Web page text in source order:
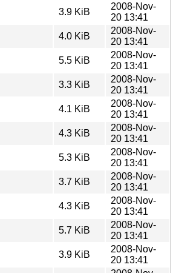
3.9 KiB
2008-Nov-
20 13:41
4.0 KiB
2008-Nov-
20 13:41
5.5 KiB
2008-Nov-
20 13:41
3.3 KiB
2008-Nov-
20 13:41
4.1 KiB
2008-Nov-
20 13:41
4.3 KiB
2008-Nov-
20 13:41
5.3 KiB
2008-Nov-
20 13:41
3.7 KiB
2008-Nov-
20 13:41
4.3 KiB
2008-Nov-
20 13:41
5.7 KiB
2008-Nov-
20 13:41
3.9 KiB
2008-Nov-
20 13:41